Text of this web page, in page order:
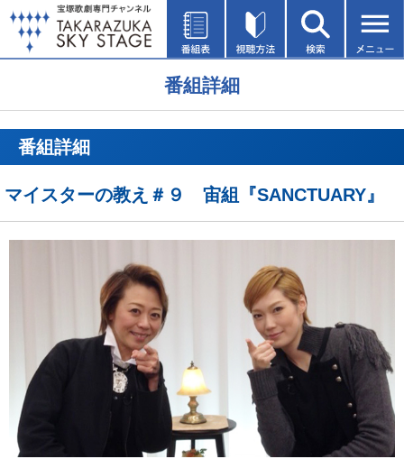
番組詳細
番組詳細
マイスターの教え＃９ 宙組『SANCTUARY』